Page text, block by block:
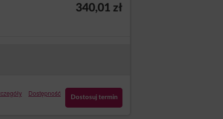
Gościa/Użytkownika Serwisu
pochodzą, czas przechowywania ich
zakresie. Wyrażenie zgody na
przejść do strony” podczas wyświetlania
Gość/Użytkownik Serwisu powinien
internetowy. Jednocześnie
bezpieczeństwa, utrzymania
340,01 zł
Dostępność
Dostosuj termin